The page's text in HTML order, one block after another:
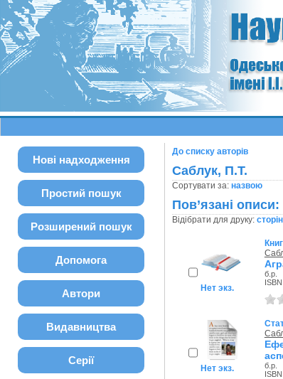
Нові надходження
Простий пошук
Розширений пошук
Допомога
Автори
Видавництва
Серії
До списку авторів
Саблук, П.Т.
Сортувати за: назвою
Пов’язані описи:
Відібрати для друку:
Нет экз.
б.р.
ISBN
Нет экз.
б.р.
ISBN